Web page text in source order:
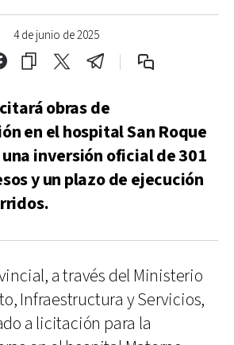
4 de junio de 2025
obras de
en el hospital San Roque
una inversión oficial de 301
y un plazo de ejecución
a través del Ministerio
Infraestructura y Servicios,
a licitación para la